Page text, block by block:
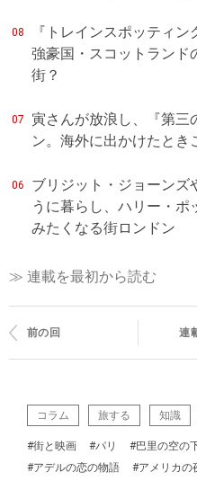
08
『トレインスポッティ
強豪国・スコットランド
街？
07
寅さんが放浪し、『第三
ン。海外に出かけたとき
06
ブリジット・ジョーンズ
うに暮らし、ハリー・ポ
みたくなる街ロンドン
≫ 連載を最初から読む
前の回 連
コラム 旅する 知識
#街と映画 #パリ
#巴里の空の
#アデルの恋の物語
#アメリカの